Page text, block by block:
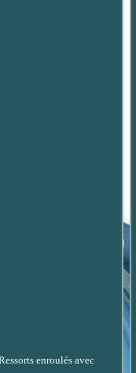
enroulés avec